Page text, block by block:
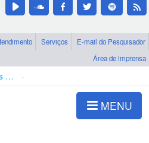
Serviços
E-mail do Pesquisador
Área de imprensa
Bolsas e Auxílios Vigentes
MENU